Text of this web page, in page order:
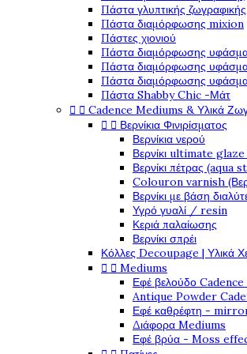
Πάστα γλυπτικής ζωγραφικής
Πάστα διαμόρφωσης mixion
Πάστες χιονιού
Πάστα διαμόρφωσης
Πάστα διαμόρφωσης
Πάστα διαμόρφωσης
Πάστα Shabby Chic -Μάτ
  Cadence Mediums & Υλικά
  Βερνίκια Φινιρίσματος
Βερνίκια νερού
Βερνίκι ultimate
Βερνίκι πέτρας (aqua
Colouron varnish
Βερνίκι με βάση
Υγρό γυαλί / resin
Κεριά παλαίωσης
Βερνίκι σπρέι
Κόλλες Decoupage | Υλικά
  Mediums
Εφέ βελούδο
Antique Powder
Εφέ καθρέφτη -
Διάφορα Mediums
Εφέ βρύα - Moss